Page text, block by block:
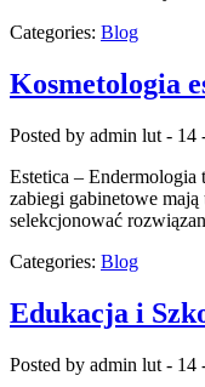
Categories: Blog
Kosmetologia
Posted by admin lut - 14
Estetica – Endermologia
zabiegi gabinetowe
selekcjonować
Categories: Blog
Edukacja i
Posted by admin lut - 14